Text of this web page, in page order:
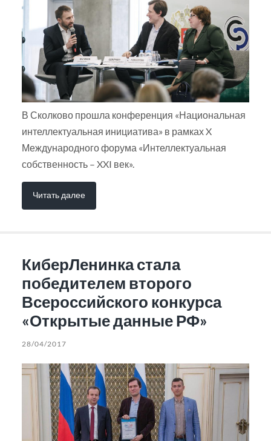
В Сколково прошла конференция «Национальная
интеллектуальная инициатива» в рамках X
Международного форума «Интеллектуальная
собственность – XXI век».
Читать далее
КиберЛенинка стала
победителем второго
Всероссийского конкурса
«Открытые данные РФ»
28/04/2017